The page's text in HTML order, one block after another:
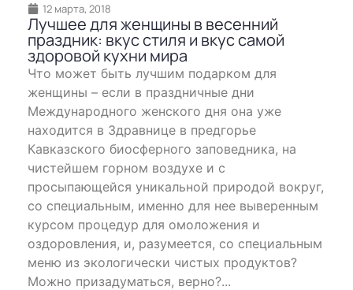
12 марта, 2018
Лучшее для женщины в весенний
праздник: вкус стиля и вкус самой
здоровой кухни мира
Что может быть лучшим подарком для
женщины – если в праздничные дни
Международного женского дня она уже
находится в Здравнице в предгорье
Кавказского биосферного заповедника, на
чистейшем горном воздухе и с
просыпающейся уникальной природой вокруг,
со специальным, именно для нее выверенным
курсом процедур для омоложения и
оздоровления, и, разумеется, со специальным
меню из экологически чистых продуктов?
Можно призадуматься, верно?...